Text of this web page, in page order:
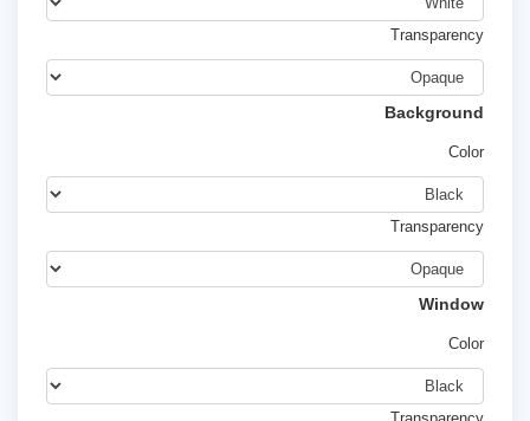
Transparency
Background
Color
Transparency
Window
Color